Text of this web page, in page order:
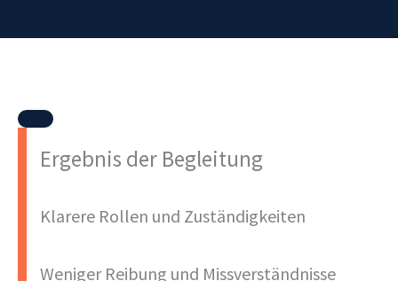
Ergebnis der Begleitung
Klarere Rollen und Zuständigkeiten
Weniger Reibung und Missverständnisse